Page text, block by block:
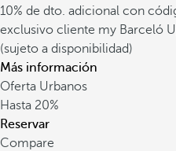
10% de dto. adicional con
exclusivo cliente my Barceló
(sujeto a disponibilidad)
Más información
Oferta Urbanos
Hasta 20%
Reservar
Compare